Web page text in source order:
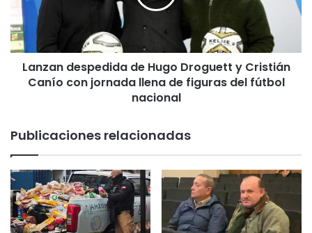
i
o
s
v
o
t
a
q
u
n
d
e
s
a
d
e
H
u
g
o
Lanzan despedida de Hugo Droguett y Cristián
Canío con jornada llena de figuras del fútbol
nacional
Publicaciones relacionadas